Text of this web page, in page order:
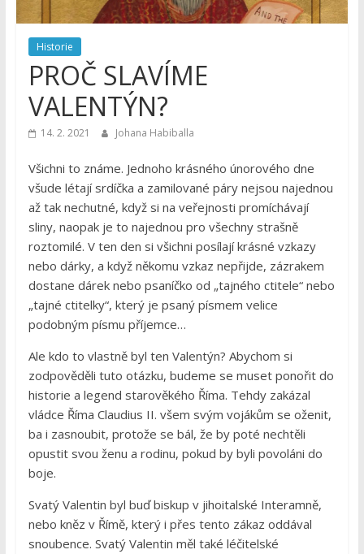
Historie
PROČ SLAVÍME
VALENTÝN?
14. 2. 2021 Johana Habiballa
Všichni to známe. Jednoho krásného únorového dne
všude létají srdíčka a zamilované páry nejsou najednou
až tak nechutné, když si na veřejnosti promíchávají
sliny, naopak je to najednou pro všechny strašně
roztomilé. V ten den si všichni posílají krásné vzkazy
nebo dárky, a když někomu vzkaz nepřijde, zázrakem
dostane dárek nebo psaníčko od „tajného ctitele“ nebo
„tajné ctitelky“, který je psaný písmem velice
podobným písmu příjemce…
Ale kdo to vlastně byl ten Valentýn? Abychom si
zodpověděli tuto otázku, budeme se muset ponořit do
historie a legend starověkého Říma. Tehdy zakázal
vládce Říma Claudius II. všem svým vojákům se oženit,
ba i zasnoubit, protože se bál, že by poté nechtěli
opustit svou ženu a rodinu, pokud by byli povoláni do
boje.
Svatý Valentin byl buď biskup v jihoitalské Interamně,
nebo kněz v Římě, který i přes tento zákaz oddával
snoubence. Svatý Valentin měl také léčitelské